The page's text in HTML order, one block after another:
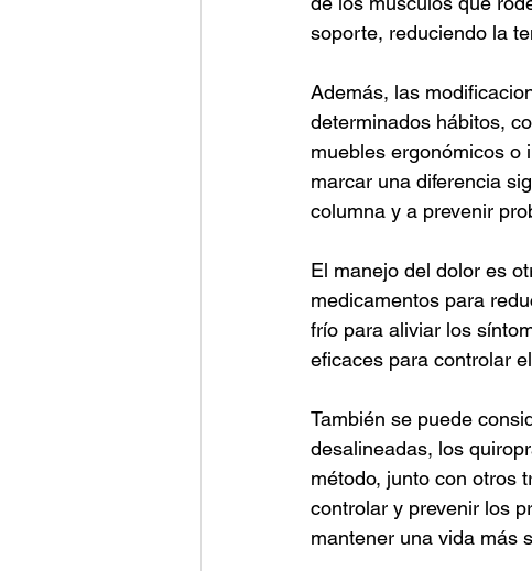
soporte, reduciendo la
Además, las
determinados hábitos,
muebles ergonómicos o
marcar una diferencia
columna y a prevenir
El manejo del dolor es
medicamentos para
frío para aliviar los
eficaces para controlar
También se puede
desalineadas, los
método, junto con otros
controlar y prevenir los
mantener una vida más